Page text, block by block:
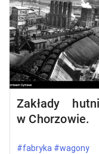
Zakłady
w Chorzowie.
#fabryka #wagony